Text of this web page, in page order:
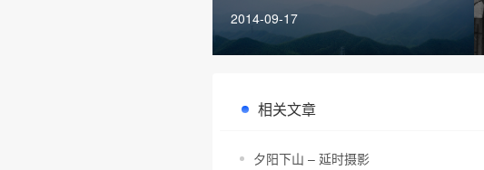
2014-09-17
相关文章
夕阳下山 – 延时摄影